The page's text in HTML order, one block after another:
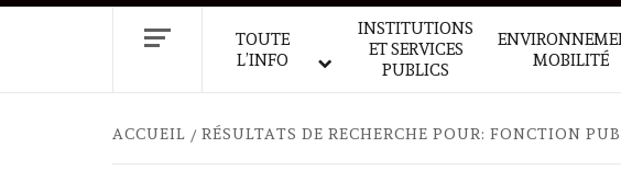
TOUTE
L’INFO
INSTITUTIONS
ET SERVICES
PUBLICS
MOBILITÉ
ACCUEIL RÉSULTATS DE RECHERCHE POUR: FONCTION